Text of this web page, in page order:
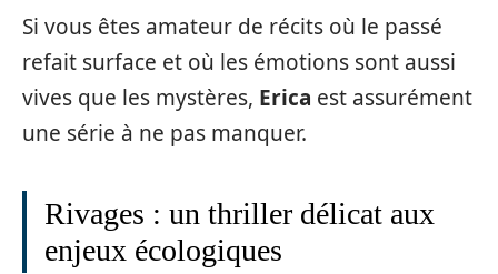
Si vous êtes amateur de récits où le passé
refait surface et où les émotions sont aussi
vives que les mystères, Erica est assurément
une série à ne pas manquer.
Rivages : un thriller délicat aux
enjeux écologiques